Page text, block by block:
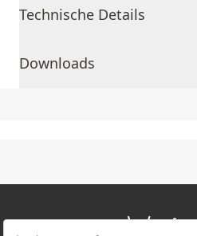
Technische Details
Downloads